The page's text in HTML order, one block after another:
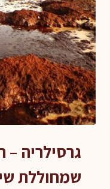
–
ים
גרסילריה
שמחוללת